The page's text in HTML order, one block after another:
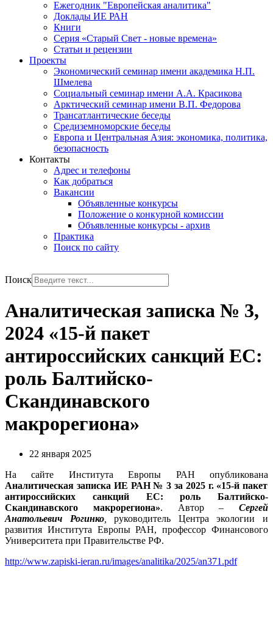
Ежегодник "Европейская аналитика"
Доклады ИЕ РАН
Книги
Серия «Старый Свет - новые времена»
Статьи и рецензии
Проекты
Экономический семинар имени академика Н.П.
Шмелева
Социальный семинар имени А.А. Красикова
Арктический семинар имени В.П. Федорова
Трансатлантические беседы
Средиземноморские беседы
Европа и Центральная Азия: экономика, политика,
безопасность
Контакты
Адрес и телефоны
Как добраться
Вакансии
Объявленные конкурсы
Положение о конкурной комиссии
Объявленные конкурсы - архив
Практика
Поиск по сайту
Поиск
Аналитическая записка № 3,
2024 «15-й пакет
антироссийских санкций ЕС:
роль Балтийско-
Скандинавского
макрорегиона»
22 января 2025
На сайте Института Европы РАН опубликована
Аналитическая записка ИЕ РАН № 3 за 2025 г. «15-й пакет
антироссийских санкций ЕС: роль Балтийско-
Скандинавского макрорегиона». Автор – Сергей
Анатольевич Рогинко,руководитель Центра экологии и
развития Института Европы РАН, профессор Финансового
Университета при Правительстве РФ.
http://www.zapiski-ieran.ru/images/analitika/2025/an371.pdf